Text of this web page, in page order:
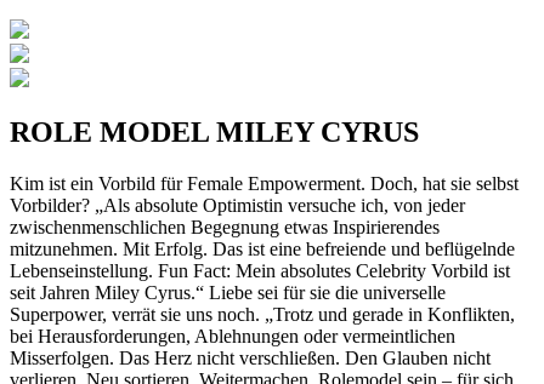
ROLE MODEL MILEY CYRUS
Kim ist ein Vorbild für Female Empowerment. Doch, hat sie selbst
Vorbilder? „Als absolute Optimistin versuche ich, von jeder
zwischenmenschlichen Begegnung etwas Inspirierendes
mitzunehmen. Mit Erfolg. Das ist eine befreiende und beflügelnde
Lebenseinstellung. Fun Fact: Mein absolutes Celebrity Vorbild ist
seit Jahren Miley Cyrus.“ Liebe sei für sie die universelle
Superpower, verrät sie uns noch. „Trotz und gerade in Konflikten,
bei Herausforderungen, Ablehnungen oder vermeintlichen
Misserfolgen. Das Herz nicht verschließen. Den Glauben nicht
verlieren. Neu sortieren. Weitermachen. Rolemodel sein – für sich